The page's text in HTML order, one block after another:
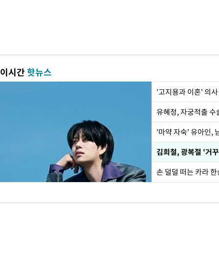
이시간핫뉴스
'고지용과 이혼' 의
유혜정, 자궁적출
'마약 자숙' 유아인,
손 덜덜 떠는 카라